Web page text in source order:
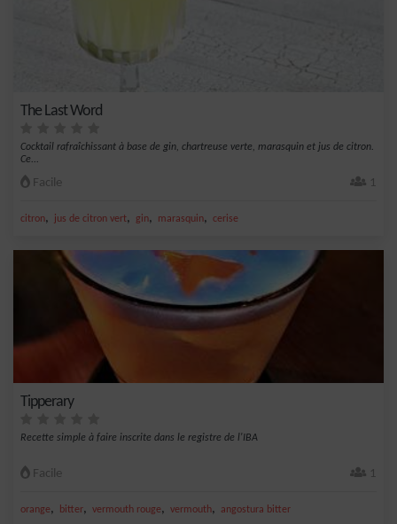
The Last Word
Cocktail rafraîchissant à base de gin, chartreuse verte, marasquin et jus de citron.
Ce...
Facile 1
citron, jus de citron vert, gin, marasquin, cerise
Tipperary
Recette simple à faire inscrite dans le registre de l'IBA
Facile 1
orange, bitter, vermouth rouge, vermouth, angostura bitter